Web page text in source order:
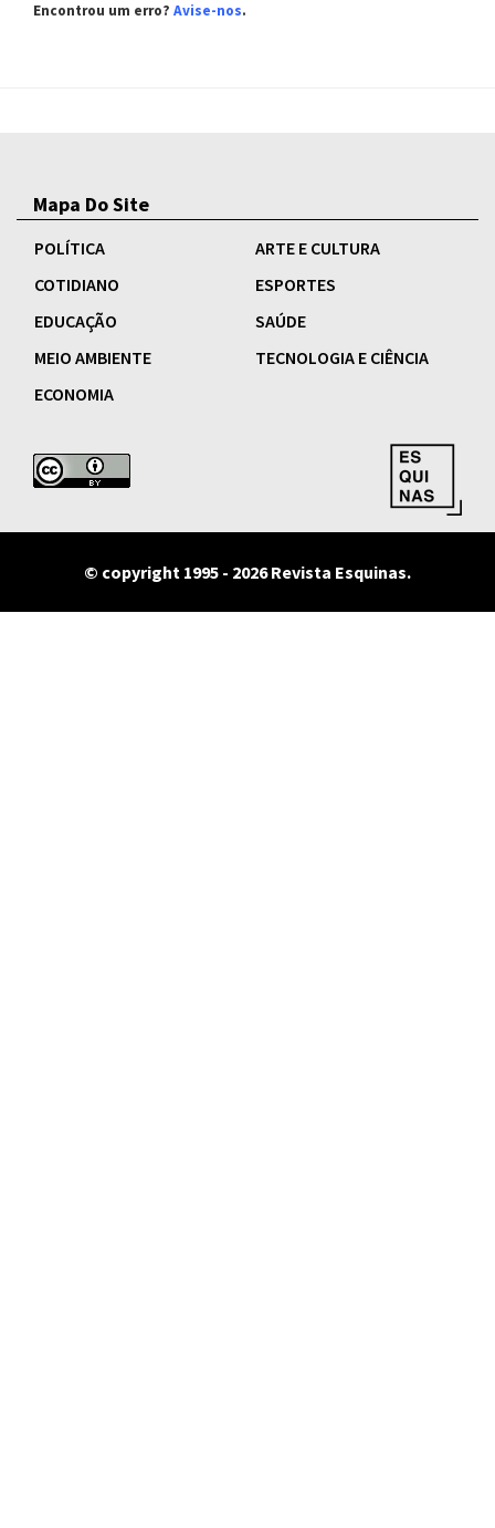
Encontrou um erro? Avise-nos.
Mapa Do Site
POLÍTICA
ARTE E CULTURA
COTIDIANO
ESPORTES
EDUCAÇÃO
SAÚDE
MEIO AMBIENTE
TECNOLOGIA E CIÊNCIA
ECONOMIA
© copyright 1995 - 2026 Revista Esquinas.